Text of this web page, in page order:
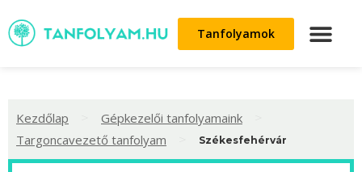
Tanfolyamok
Kezdőlap Gépkezelői tanfolyamaink
Targoncavezető tanfolyam Székesfehérvár